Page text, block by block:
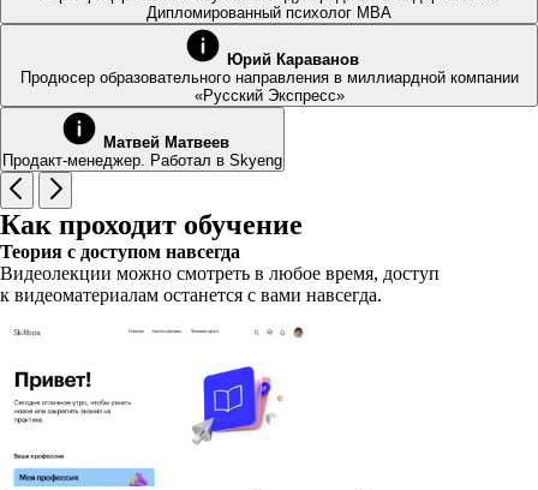
Дипломированный психолог МВА
Юрий Караванов
Продюсер образовательного направления в миллиардной компании
«Русский Экспресс»
Матвей Матвеев
Продакт-менеджер. Работал в Skyeng
Как проходит обучение
Теория с доступом навсегда
Видеолекции можно смотреть в любое время, доступ
к видеоматериалам останется с вами навсегда.